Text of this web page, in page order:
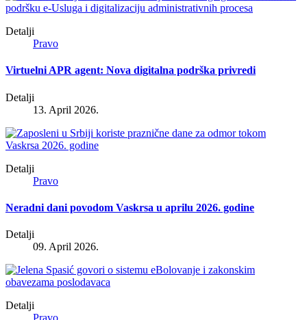
Detalji
Pravo
Virtuelni APR agent: Nova digitalna podrška privredi
Detalji
13. April 2026.
Detalji
Pravo
Neradni dani povodom Vaskrsa u aprilu 2026. godine
Detalji
09. April 2026.
Detalji